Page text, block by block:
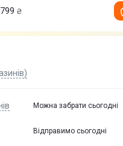
₴
Можна забрати сьогодні
Відправимо сьогодні